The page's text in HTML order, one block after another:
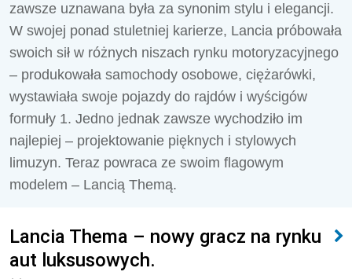
zawsze uznawana była za synonim stylu i elegancji.
W swojej ponad stuletniej karierze, Lancia próbowała
swoich sił w różnych niszach rynku motoryzacyjnego
– produkowała samochody osobowe, ciężarówki,
wystawiała swoje pojazdy do rajdów i wyścigów
formuły 1. Jedno jednak zawsze wychodziło im
najlepiej – projektowanie pięknych i stylowych
limuzyn. Teraz powraca ze swoim flagowym
modelem – Lancią Themą.
Lancia Thema – nowy gracz na rynku
aut luksusowych.